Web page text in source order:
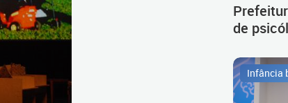
de
Infância